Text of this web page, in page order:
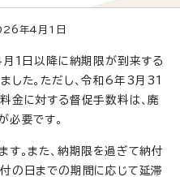
年4月1日
1日以降に納期限が到来する
した。ただし、令和6年3月31
金に対する督促手数料は、廃
必要です。
。また、納期限を過ぎて納付
の日までの期間に応じて延滞